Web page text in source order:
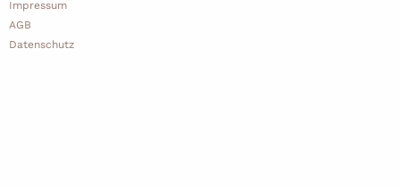
Impressum
AGB
Datenschutz